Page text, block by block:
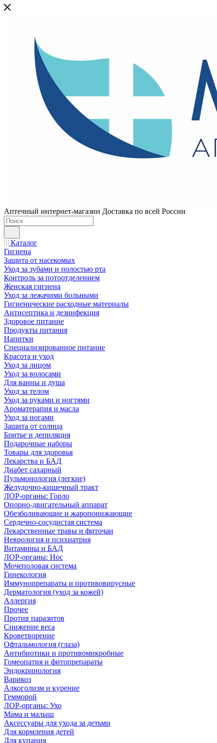
Аптечный интернет-магазин Доставка по всей России
Каталог
Гигиена
Защита от насекомых
Уход за зубами и полостью рта
Контроль за потоотделением
Женская гигиена
Уход за лежачими больными
Гигиенические расходные материалы
Антисептика и дезинфекция
Здоровое питание
Продукты питания
Напитки
Специализированное питание
Красота и уход
Уход за лицом
Уход за волосами
Для ванны и душа
Уход за телом
Уход за руками и ногтями
Ароматерапия и масла
Уход за ногами
Защита от солнца
Бритье и депиляция
Подарочные наборы
Товары для здоровья
Лекарства и БАД
Диабет сахарный
Пульмонология (легкие)
Желудочно-кишечный тракт
ЛОР-органы: Горло
Опорно-двигательный аппарат
Обезболивающие и жаропонижающие
Сердечно-сосудистая система
Лекарственные травы и фиточаи
Неврология и психиатрия
Витамины и БАД
ЛОР-органы: Нос
Мочеполовая система
Гинекология
Иммунопрепараты и противовирусные
Дерматология (уход за кожей)
Аллергия
Прочее
Против паразитов
Снижение веса
Кроветворение
Офтальмология (глаза)
Антибиотики и противомикробные
Гомеопатия и фитопрепараты
Эндокринология
Варикоз
Алкоголизм и курение
Гемморой
ЛОР-органы: Ухо
Мама и малыш
Аксессуары для ухода за детьми
Для кормления детей
Для купания